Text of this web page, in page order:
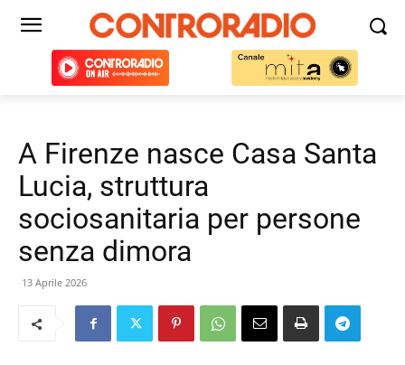
A Firenze nasce Casa Santa
Lucia, struttura
sociosanitaria per persone
senza dimora
13 Aprile 2026